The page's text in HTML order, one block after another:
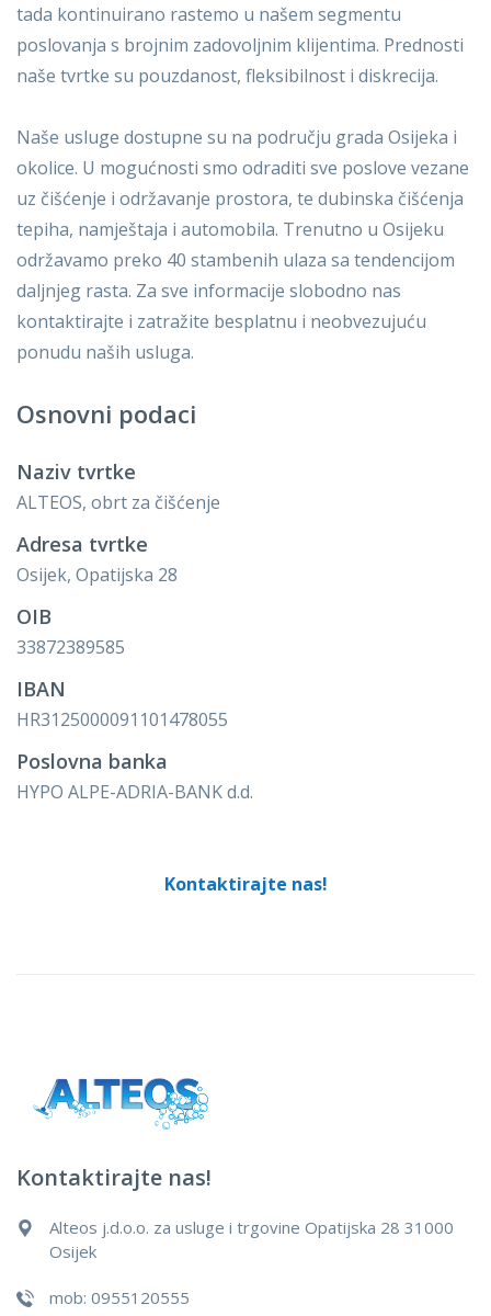
tada kontinuirano rastemo u našem segmentu
poslovanja s brojnim zadovoljnim klijentima. Prednosti
naše tvrtke su pouzdanost, fleksibilnost i diskrecija.
Naše usluge dostupne su na području grada Osijeka i
okolice. U mogućnosti smo odraditi sve poslove vezane
uz čišćenje i održavanje prostora, te dubinska čišćenja
tepiha, namještaja i automobila. Trenutno u Osijeku
održavamo preko 40 stambenih ulaza sa tendencijom
daljnjeg rasta. Za sve informacije slobodno nas
kontaktirajte i zatražite besplatnu i neobvezujuću
ponudu naših usluga.
Osnovni podaci
Naziv tvrtke
ALTEOS, obrt za čišćenje
Adresa tvrtke
Osijek, Opatijska 28
OIB
33872389585
IBAN
HR3125000091101478055
Poslovna banka
HYPO ALPE-ADRIA-BANK d.d.
Kontaktirajte nas!
Kontaktirajte nas!
Alteos j.d.o.o. za usluge i trgovine Opatijska 28 31000
Osijek
mob: 0955120555